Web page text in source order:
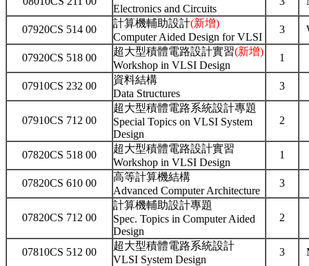
Electronics and Circuits
07920CS 514 00
計算機輔助設計(新增)
Computer Aided Design for VLSI
3
07920CS 518 00
超大型積體電路設計實習(新增)
Workshop in VLSI Design
1
07910CS 232 00
資料結構
Data Structures
3
07910CS 712 00
超大型積體電路系統設計專題
Special Topics on VLSI System
Design
2
07820CS 518 00
超大型積體電路設計實習
Workshop in VLSI Design
1
07820CS 610 00
高等計算機結構
Advanced Computer Architecture
3
07820CS 712 00
計算機輔助設計專題
Spec. Topics in Computer Aided
Design
2
07810CS 512 00
超大型積體電路系統設計
VLSI System Design
3